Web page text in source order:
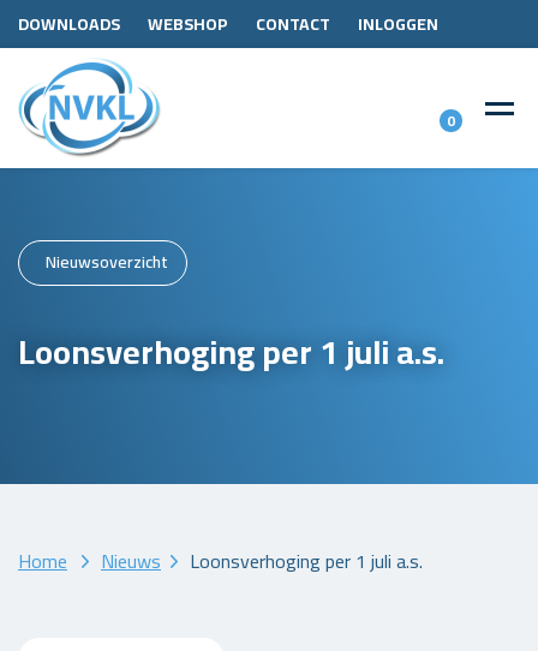
DOWNLOADS WEBSHOP CONTACT INLOGGEN
0
Nieuwsoverzicht
Loonsverhoging per 1 juli a.s.
Home Nieuws Loonsverhoging per 1 juli a.s.